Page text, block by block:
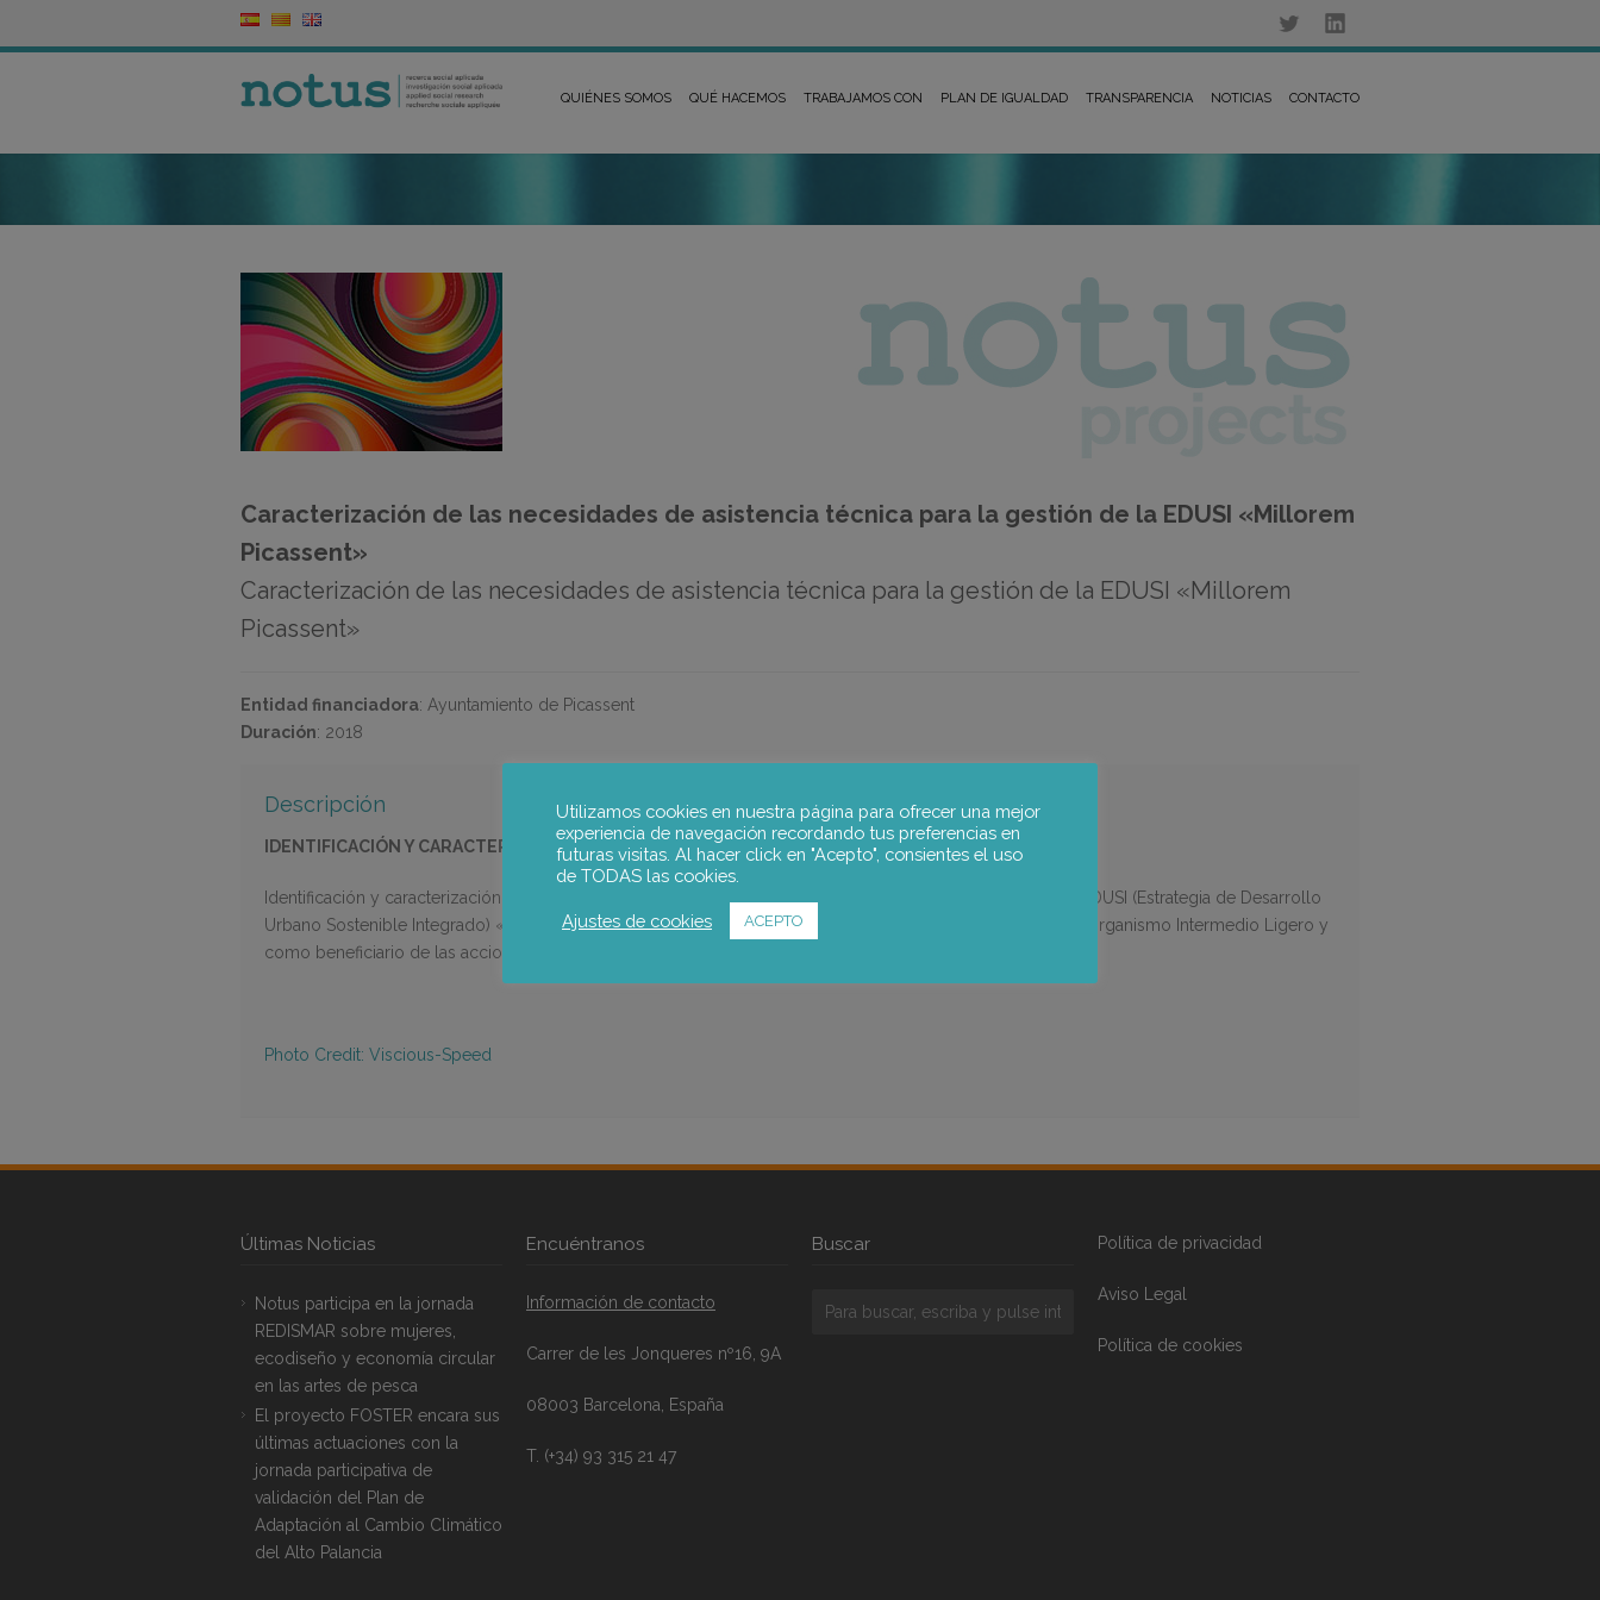
QUIÉNES SOMOS QUÉ HACEMOS TRABAJAMOS CON PLAN DE IGUALDAD TRANSPARENCIA NOTICIAS CONTACTO
Caracterización de las necesidades de asistencia técnica para la gestión de la EDUSI «Millorem
Picassent»
Caracterización de las necesidades de asistencia técnica para la gestión de la EDUSI «Millorem
Picassent»
Entidad financiadora: Ayuntamiento de Picassent
Duración: 2018
Descripción
IDENTIFICACIÓN Y CARACTERIZACIÓN DE LAS NECESIDADES DE SERVICIOS DE ASISTENCIA TÉCNICA
Identificación y caracterización de las necesidades de servicios de asistencia técnica para la gestión de la EDUSI (Estrategia de Desarrollo
Urbano Sostenible Integrado) «Millorem Picassent 2014 – 2020» para el Ayuntamiento de Picassent como Organismo Intermedio Ligero y
como beneficiario de las acciones (Unidad de Gestión y Unidades Ejecutoras).
Photo Credit: Viscious-Speed
Últimas Noticias
Notus participa en la jornada
REDISMAR sobre mujeres,
ecodiseño y economía circular
en las artes de pesca
El proyecto FOSTER encara sus
últimas actuaciones con la
jornada participativa de
validación del Plan de
Adaptación al Cambio Climático
del Alto Palancia
Encuéntranos
Información de contacto
Carrer de les Jonqueres nº16, 9A
08003 Barcelona, España
T. (+34) 93 315 21 47
Buscar Política de privacidad
Aviso Legal
Política de cookies
Utilizamos cookies en nuestra página para ofrecer una mejor
experiencia de navegación recordando tus preferencias en
futuras visitas. Al hacer click en "Acepto", consientes el uso
de TODAS las cookies.
Ajustes de cookies ACEPTO